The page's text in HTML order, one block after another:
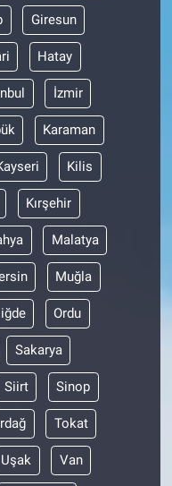
Giresun
Hatay
İzmir
Karaman
Kilis
Kırşehir
Malatya
Muğla
Ordu
Sakarya
Siirt Sinop
Tokat
Uşak Van